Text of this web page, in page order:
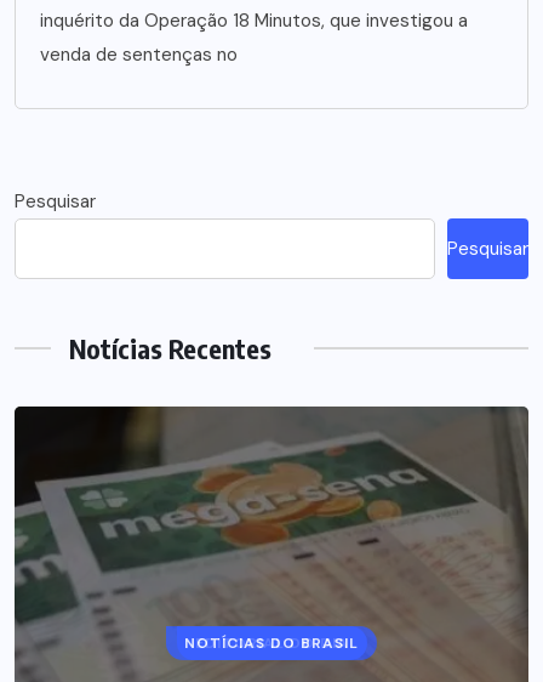
inquérito da Operação 18 Minutos, que investigou a
venda de sentenças no
Pesquisar
Pesquisar
Notícias Recentes
NOTÍCIAS DO BRASIL